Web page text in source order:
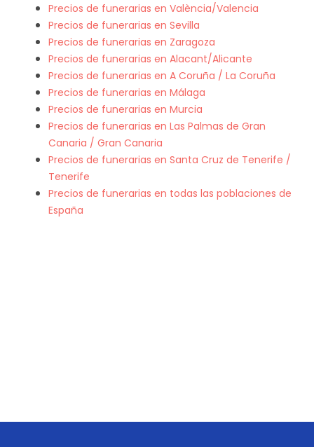
Precios de funerarias en València/Valencia
Precios de funerarias en Sevilla
Precios de funerarias en Zaragoza
Precios de funerarias en Alacant/Alicante
Precios de funerarias en A Coruña / La Coruña
Precios de funerarias en Málaga
Precios de funerarias en Murcia
Precios de funerarias en Las Palmas de Gran
Canaria / Gran Canaria
Precios de funerarias en Santa Cruz de Tenerife /
Tenerife
Precios de funerarias en todas las poblaciones de
España